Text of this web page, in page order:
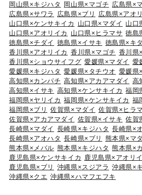
岡山県×キジハタ
岡山県×マゴチ 広島県×
広島県×サワラ
広島県×ブリ
広島県×アオ
山口県×ケンサキイカ
山口県×マダイ 山口
山口県×アオリイカ
山口県×ヒラマサ 徳島
徳島県×チダイ 徳島県×イサキ 徳島県×キ
香川県×アオリイカ 香川県×マゴチ 香川県
香川県×ショウサイフグ 愛媛県×マダイ 愛
愛媛県×キジハタ 愛媛県×タチウオ 愛媛県
高知県×カンパチ 高知県×アカアマダイ 高
高知県×イサキ 高知県×ケンサキイカ 福岡
福岡県×ヤリイカ 福岡県×ケンサキイカ 福
福岡県×ブリ
佐賀県×マダイ 佐賀県×ヒラ
佐賀県×アカアマダイ 佐賀県×イサキ 佐賀
長崎県×マダイ 長崎県×キジハタ 長崎県×
長崎県×アオハタ 長崎県×ブリ 熊本県×マ
熊本県×メバル 熊本県×キジハタ 熊本県×
鹿児島県×ケンサキイカ 鹿児島県×アオリ
鹿児島県×ブリ
沖縄県×スジアラ 沖縄県×
沖縄県×クエ 沖縄県×ハマフエフキ